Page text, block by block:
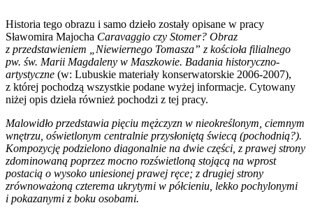
Historia tego obrazu i samo dzieło zostały opisane w pracy
Sławomira Majocha Caravaggio czy Stomer? Obraz
z przedstawieniem „Niewiernego Tomasza” z kościoła filialnego
pw. św. Marii Magdaleny w Maszkowie. Badania historyczno-
artystyczne (w: Lubuskie materiały konserwatorskie 2006-2007),
z której pochodzą wszystkie podane wyżej informacje. Cytowany
niżej opis dzieła również pochodzi z tej pracy.
Malowidło przedstawia pięciu mężczyzn w nieokreślonym, ciemnym
wnętrzu, oświetlonym centralnie przysłoniętą świecą (pochodnią?).
Kompozycję podzielono diagonalnie na dwie części, z prawej strony
zdominowaną poprzez mocno rozświetloną stojącą na wprost
postacią o wysoko uniesionej prawej ręce; z drugiej strony
zrównoważoną czterema ukrytymi w półcieniu, lekko pochylonymi
i pokazanymi z boku osobami.